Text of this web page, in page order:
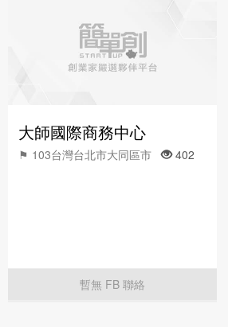
大師國際商務中心
⚑ 103台灣台北市大同區市 402
暫無 FB 聯絡